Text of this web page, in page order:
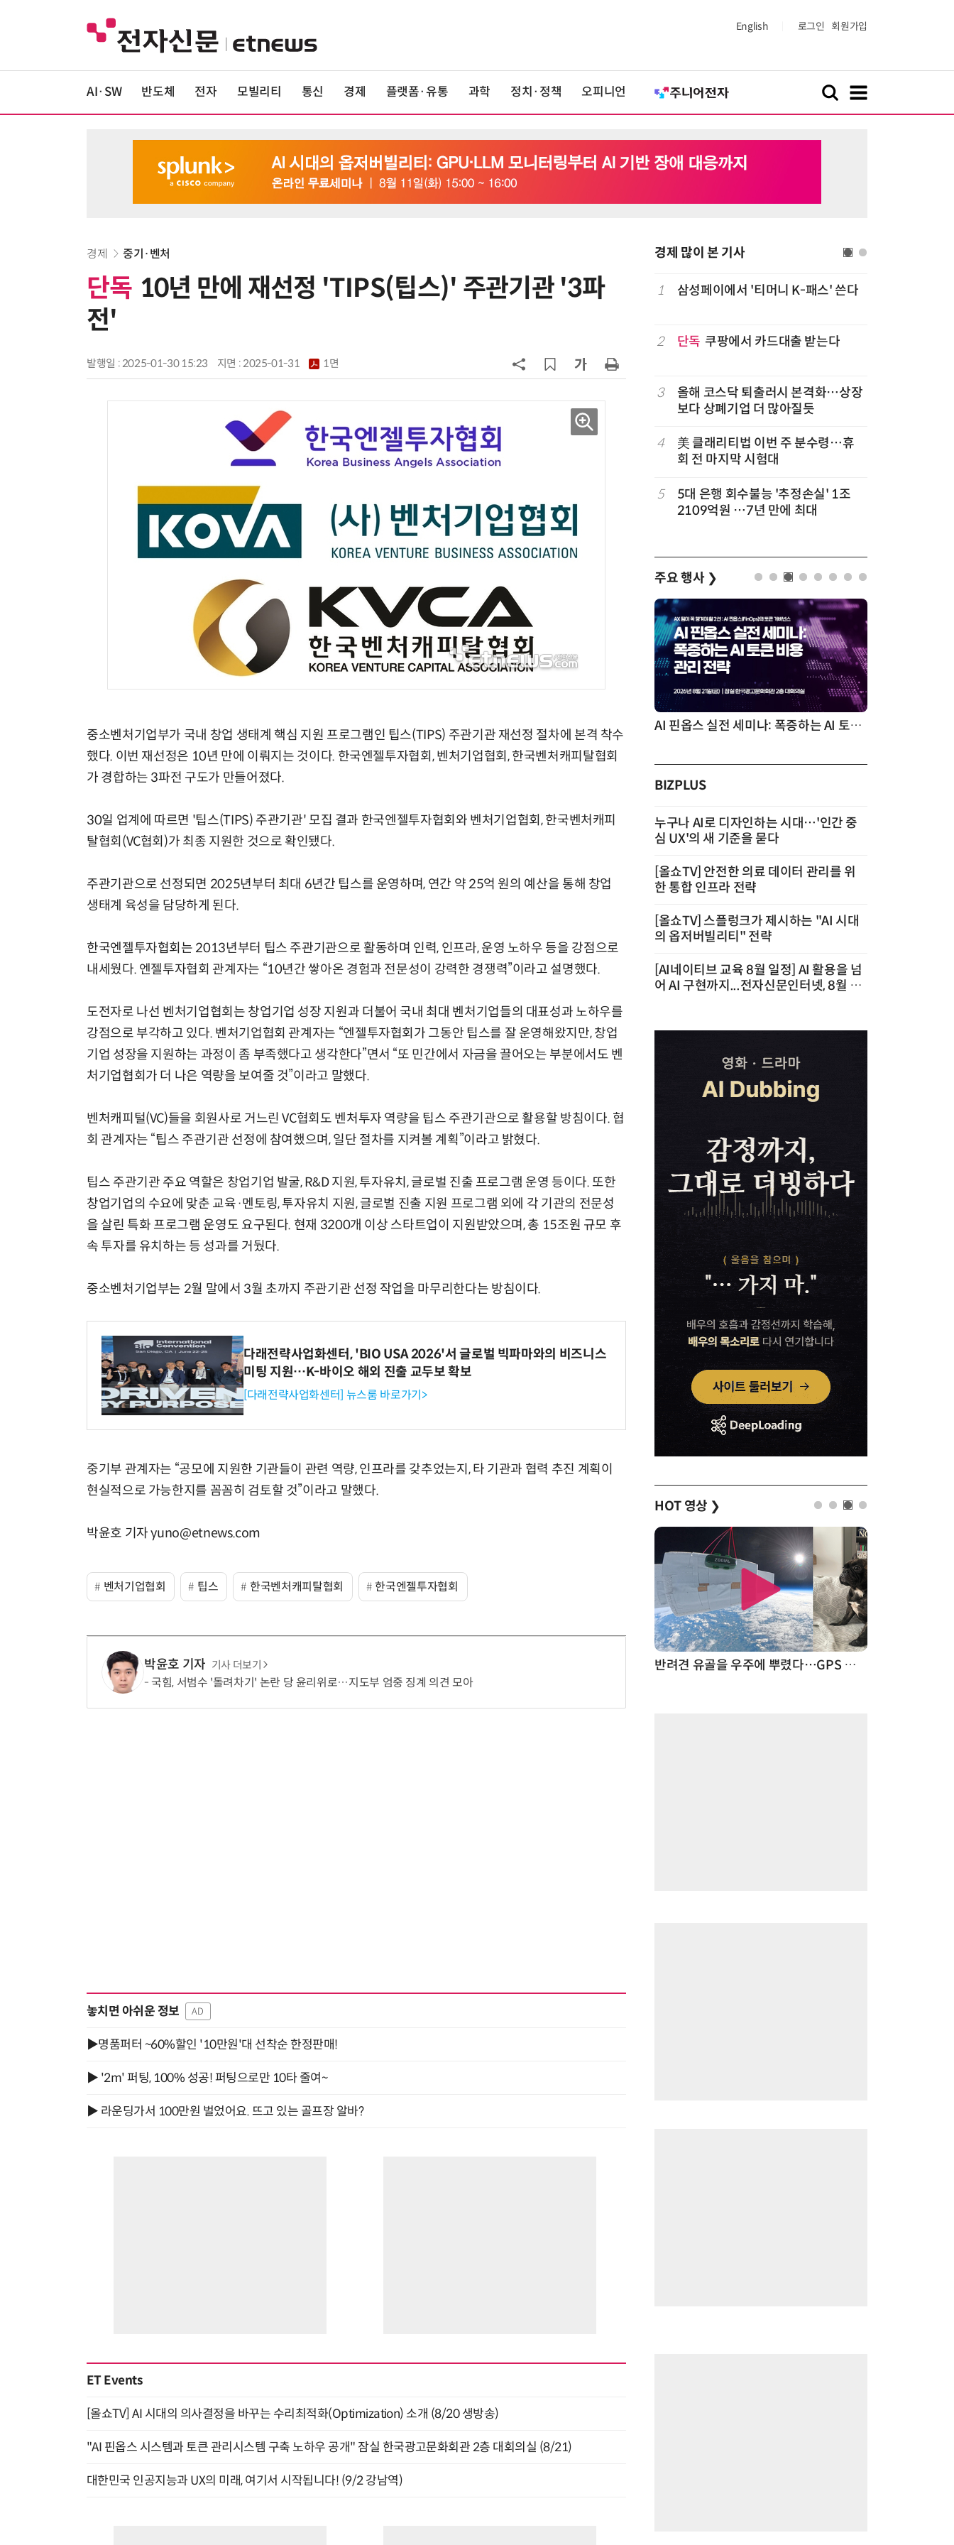
English 로그인 회원가입
AI·SW 반도체 전자 모빌리티 통신 경제 플랫폼·유통 과학 정치·정책 오피니언
경제 중기·벤처
단독 10년 만에 재선정 'TIPS(팁스)' 주관기관 '3파
전'
발행일 : 2025-01-30 15:23 지면 :2025-01-31 1면
중소벤처기업부가 국내 창업 생태계 핵심 지원 프로그램인 팁스(TIPS) 주관기관 재선정 절차에 본격 착수
했다. 이번 재선정은 10년 만에 이뤄지는 것이다. 한국엔젤투자협회, 벤처기업협회, 한국벤처캐피탈협회
가 경합하는 3파전 구도가 만들어졌다.
30일 업계에 따르면 '팁스(TIPS) 주관기관' 모집 결과 한국엔젤투자협회와 벤처기업협회, 한국벤처캐피
탈협회(VC협회)가 최종 지원한 것으로 확인됐다.
주관기관으로 선정되면 2025년부터 최대 6년간 팁스를 운영하며, 연간 약 25억 원의 예산을 통해 창업
생태계 육성을 담당하게 된다.
한국엔젤투자협회는 2013년부터 팁스 주관기관으로 활동하며 인력, 인프라, 운영 노하우 등을 강점으로
내세웠다. 엔젤투자협회 관계자는 “10년간 쌓아온 경험과 전문성이 강력한 경쟁력”이라고 설명했다.
도전자로 나선 벤처기업협회는 창업기업 성장 지원과 더불어 국내 최대 벤처기업들의 대표성과 노하우를
강점으로 부각하고 있다. 벤처기업협회 관계자는 “엔젤투자협회가 그동안 팁스를 잘 운영해왔지만, 창업
기업 성장을 지원하는 과정이 좀 부족했다고 생각한다”면서 “또 민간에서 자금을 끌어오는 부분에서도 벤
처기업협회가 더 나은 역량을 보여줄 것”이라고 말했다.
벤처캐피털(VC)들을 회원사로 거느린 VC협회도 벤처투자 역량을 팁스 주관기관으로 활용할 방침이다. 협
회 관계자는 “팁스 주관기관 선정에 참여했으며, 일단 절차를 지켜볼 계획”이라고 밝혔다.
팁스 주관기관 주요 역할은 창업기업 발굴, R&D 지원, 투자유치, 글로벌 진출 프로그램 운영 등이다. 또한
창업기업의 수요에 맞춘 교육·멘토링, 투자유치 지원, 글로벌 진출 지원 프로그램 외에 각 기관의 전문성
을 살린 특화 프로그램 운영도 요구된다. 현재 3200개 이상 스타트업이 지원받았으며, 총 15조원 규모 후
속 투자를 유치하는 등 성과를 거뒀다.
중소벤처기업부는 2월 말에서 3월 초까지 주관기관 선정 작업을 마무리한다는 방침이다.
다래전략사업화센터, 'BIO USA 2026'서 글로벌 빅파마와의 비즈니스
미팅 지원…K-바이오 해외 진출 교두보 확보
[다래전략사업화센터] 뉴스룸 바로가기>
중기부 관계자는 “공모에 지원한 기관들이 관련 역량, 인프라를 갖추었는지, 타 기관과 협력 추진 계획이
현실적으로 가능한지를 꼼꼼히 검토할 것”이라고 말했다.
박윤호 기자 yuno@etnews.com
벤처기업협회 팁스 한국벤처캐피탈협회 한국엔젤투자협회
박윤호 기자 기사 더보기
국힘, 서범수 '돌려차기' 논란 당 윤리위로…지도부 엄중 징계 의견 모아
놓치면 아쉬운 정보 AD
▶명품퍼터 ~60%할인 '10만원'대 선착순 한정판매!
▶ '2m' 퍼팅, 100% 성공! 퍼팅으로만 10타 줄여~
▶ 라운딩가서 100만원 벌었어요. 뜨고 있는 골프장 알바?
ET Events
[올쇼TV] AI 시대의 의사결정을 바꾸는 수리최적화(Optimization) 소개 (8/20 생방송)
"AI 핀옵스 시스템과 토큰 관리시스템 구축 노하우 공개" 잠실 한국광고문화회관 2층 대회의실 (8/21)
대한민국 인공지능과 UX의 미래, 여기서 시작됩니다! (9/2 강남역)
경제 많이 본 기사
6 단독 보험 소비자 개인정보 유출 막
서 TV·모니터 '大戰'
대기업과 협력사 AI 상생 시동
9
500조 퇴직연금 시장 노리는 RA 핀
테크…AI 연금운용 경쟁 본격화
1 삼성페이에서 '티머니 K-패스' 쓴다
2 단독 쿠팡에서 카드대출 받는다
3
올해 코스닥 퇴출러시 본격화…상장
보다 상폐기업 더 많아질듯
4
美 클래리티법 이번 주 분수령…휴
회 전 마지막 시험대
5
5대 은행 회수불능 '추정손실' 1조
2109억원 …7년 만에 최대
주요 행사 ❯
AI × Design : UX 디자이너의 5가지 생존 전략과 실전 대응 현업에서 바로 쓰는 "하네스 엔지니어링" 실습 교육 AI 핀옵스 실전 세미나: 폭증하는 AI 토큰 비용 관리 전략
BIZPLUS
누구나 AI로 디자인하는 시대…'인간 중
심 UX'의 새 기준을 묻다
[올쇼TV] 안전한 의료 데이터 관리를 위
한 통합 인프라 전략
[올쇼TV] 스플렁크가 제시하는 "AI 시대
의 옵저버빌리티" 전략
[AI네이티브 교육 8월 일정] AI 활용을 넘
어 AI 구현까지...전자신문인터넷, 8월 실
HOT 영상 ❯
거미줄 쏘고 자동 회수까지…현실판 스파이더맨 웹 슈터 반려견 유골을 우주에 뿌렸다…GPS 추적기로 회수까지 성공